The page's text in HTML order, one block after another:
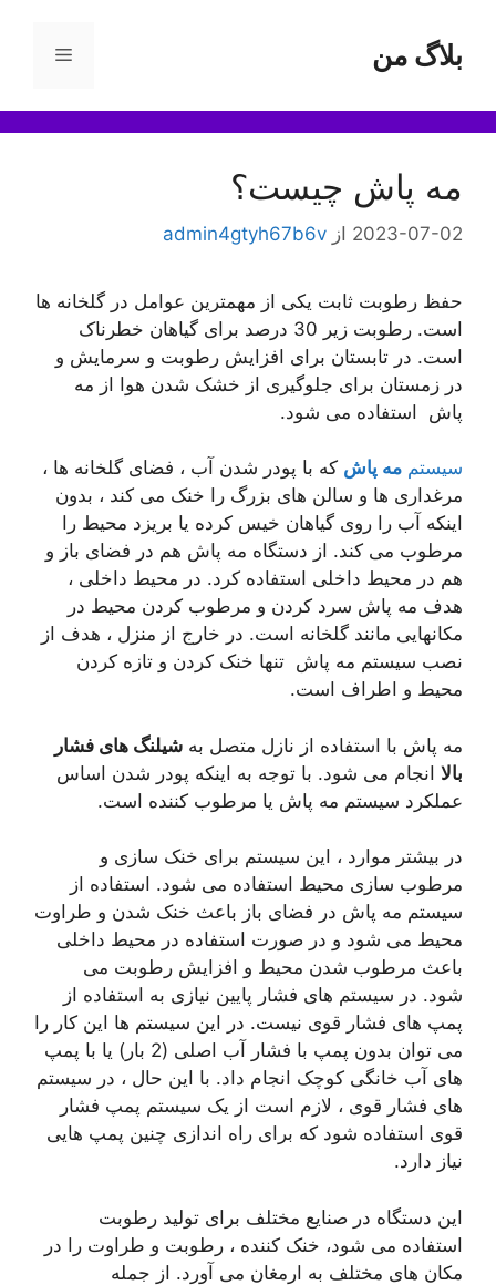
محتوابلاگ من فهرست
مه پاش چیست؟
2023-07-02 از admin4gtyh67b6v
حفظ رطوبت ثابت یکی از مهمترین عوامل در گلخانه ها
است. رطوبت زیر 30 درصد برای گیاهان خطرناک
است. در تابستان برای افزایش رطوبت و سرمایش و
در زمستان برای جلوگیری از خشک شدن هوا از مه
پاش استفاده می شود.
سیستم مه پاش که با پودر شدن آب ، فضای گلخانه ها ،
مرغداری ها و سالن های بزرگ را خنک می کند ، بدون
اینکه آب را روی گیاهان خیس کرده یا بریزد محیط را
مرطوب می کند. از دستگاه مه پاش هم در فضای باز و
هم در محیط داخلی استفاده کرد. در محیط داخلی ،
هدف مه پاش سرد کردن و مرطوب کردن محیط در
مکانهایی مانند گلخانه است. در خارج از منزل ، هدف از
نصب سیستم مه پاش تنها خنک کردن و تازه کردن
محیط و اطراف است.
مه پاش با استفاده از نازل متصل به شیلنگ های فشار
بالا انجام می شود. با توجه به اینکه پودر شدن اساس
عملکرد سیستم مه پاش یا مرطوب کننده است.
در بیشتر موارد ، این سیستم برای خنک سازی و
مرطوب سازی محیط استفاده می شود. استفاده از
سیستم مه پاش در فضای باز باعث خنک شدن و طراوت
محیط می شود و در صورت استفاده در محیط داخلی
باعث مرطوب شدن محیط و افزایش رطوبت می
شود. در سیستم های فشار پایین نیازی به استفاده از
پمپ های فشار قوی نیست. در این سیستم ها این کار را
می توان بدون پمپ با فشار آب اصلی (2 بار) یا با پمپ
های آب خانگی کوچک انجام داد. با این حال ، در سیستم
های فشار قوی ، لازم است از یک سیستم پمپ فشار
قوی استفاده شود که برای راه اندازی چنین پمپ هایی
نیاز دارد.
این دستگاه در صنایع مختلف برای تولید رطوبت
استفاده می شود، خنک کننده ، رطوبت و طراوت را در
مکان های مختلف به ارمغان می آورد. از جمله